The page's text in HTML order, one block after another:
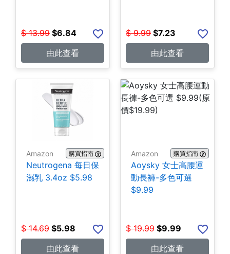
$ 13.99 $6.84
由此查看
$ 9.99 $7.23
由此查看
Amazon 購買指南
Neutrogena 每日保
濕乳 3.4oz $5.98
$ 14.69 $5.98
由此查看
Amazon 購買指南
Aoysky 女士高腰運
動長褲-多色可選
$9.99
$ 19.99 $9.99
由此查看